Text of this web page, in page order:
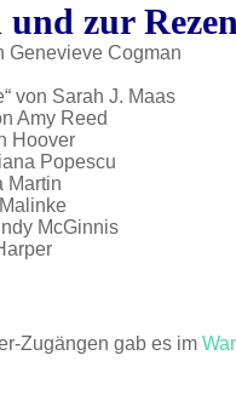
zur
Genevieve Cogman
von Sarah J. Maas
Amy Reed
Hoover
Popescu
Martin
McGinnis
Zugängen gab es im